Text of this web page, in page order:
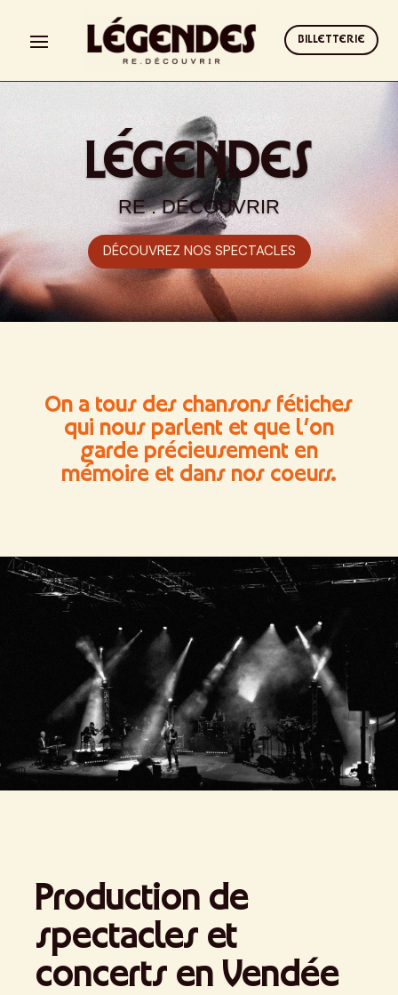
BILLETTERIE
LÉGENDES
RE . DÉCOUVRIR
DÉCOUVREZ NOS SPECTACLES
On a tous des chansons fétiches
qui nous parlent et que l’on
garde précieusement en
mémoire et dans nos coeurs.
Production de
spectacles et
concerts en Vendée